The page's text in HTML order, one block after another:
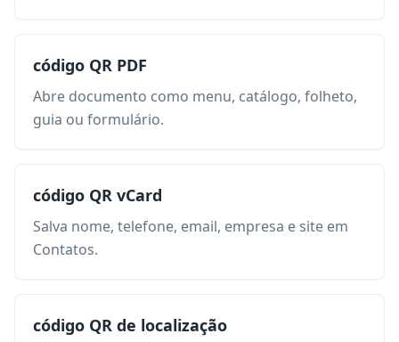
código QR PDF
Abre documento como menu, catálogo, folheto,
guia ou formulário.
código QR vCard
Salva nome, telefone, email, empresa e site em
Contatos.
código QR de localização